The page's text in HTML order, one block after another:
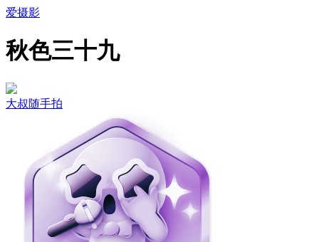
爱摄影
秋色三十九
大叔随手拍